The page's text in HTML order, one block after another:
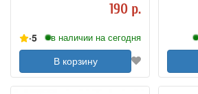
190 р.
5 в наличии на сегодня
В корзину